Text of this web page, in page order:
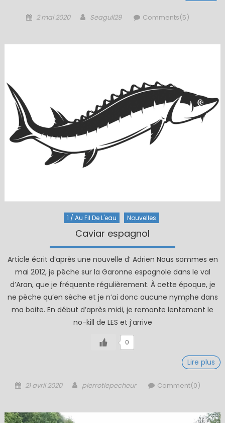
Posted
2 mai 2020 Author
Seagull29 Comments(5)
1 / Au Fil De L'eau Nouvelles
Caviar espagnol
Article écrit d’après une nouvelle d’ Adrien Nous sommes en
mai 2012, je pêche sur la Garonne espagnole dans le val
d’Aran, que je fréquente régulièrement. À cette époque, je
ne pèche qu’en sèche et je n’ai donc aucune nymphe dans
ma boite. En début d’après midi, je remonte lentement le
no-kill de LES et j’arrive
0
Lire plus
Posted
21 avril 2020 Author
pierrotlepecheur Comment(0)